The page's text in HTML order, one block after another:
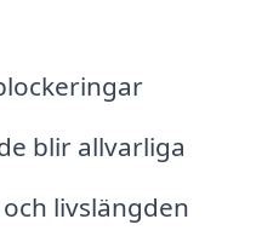
blir allvarliga
livslängden